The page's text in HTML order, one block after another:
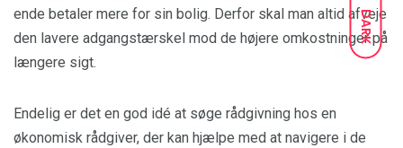
DARK
ende betaler mere for sin bolig. Derfor skal man altid afveje
den lavere adgangstærskel mod de højere omkostninger på
længere sigt.
Endelig er det en god idé at søge rådgivning hos en
økonomisk rådgiver, der kan hjælpe med at navigere i de